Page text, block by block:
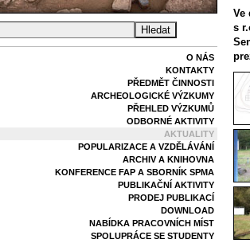
Ve
s
O NÁS
KONTAKTY
PŘEDMĚT ČINNOSTI
ARCHEOLOGICKÉ VÝZKUMY
PŘEHLED VÝZKUMŮ
ODBORNÉ AKTIVITY
AKTUALITY
POPULARIZACE A VZDĚLÁVÁNÍ
ARCHIV A KNIHOVNA
KONFERENCE FAP A SBORNÍK SPMA
PUBLIKAČNÍ AKTIVITY
PRODEJ PUBLIKACÍ
DOWNLOAD
NABÍDKA PRACOVNÍCH MÍST
SPOLUPRÁCE SE STUDENTY